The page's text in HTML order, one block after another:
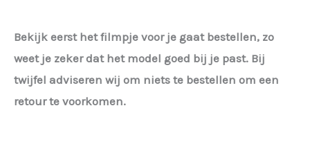
Bekijk eerst het filmpje voor je gaat bestellen, zo
weet je zeker dat het model goed bij je past. Bij
twijfel adviseren wij om niets te bestellen om een
retour te voorkomen.